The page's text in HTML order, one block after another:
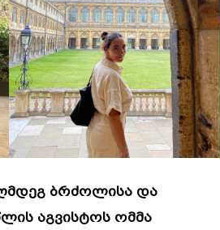
ბრძოლისა და
აგვისტოს ომმა